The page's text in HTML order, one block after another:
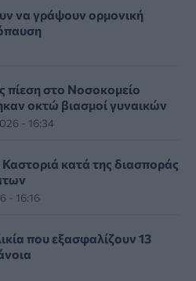
να γράψουν ορμονική
πίεση στο Νοσοκομείο
οκτώ βιασμοί γυναικών
- 16:34
κατά της διασποράς
- 16:16
που εξασφαλίζουν 13